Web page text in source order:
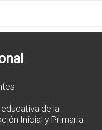
de la
Inicial y Primaria